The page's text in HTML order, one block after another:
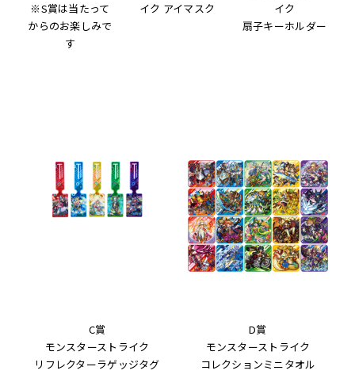
※S賞は当たって
からのお楽しみで
す
イク アイマスク
イク
扇子キーホルダー
C賞
モンスターストライク
リフレクターラゲッジタグ
D賞
モンスターストライク
コレクションミニタオル